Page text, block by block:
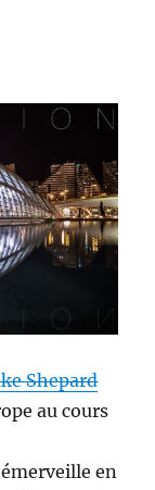
Shepard
au cours
en